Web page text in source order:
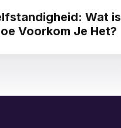
Wat is
Voorkom Je Het?